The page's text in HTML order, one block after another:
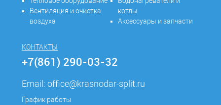
Вентиляция и очистка
воздуха
котлы
Аксессуары и запчасти
КОНТАКТЫ
+7(861) 290-03-32
Email:office@krasnodar-split.ru
График работы